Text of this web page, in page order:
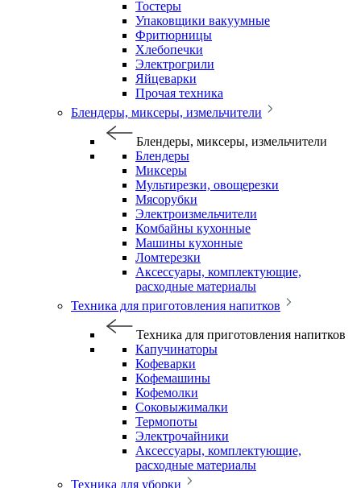
Тостеры
Упаковщики вакуумные
Фритюрницы
Хлебопечки
Электрогрили
Яйцеварки
Прочая техника
Блендеры, миксеры, измельчители
Блендеры, миксеры, измельчители
Блендеры
Миксеры
Мультирезки, овощерезки
Мясорубки
Электроизмельчители
Комбайны кухонные
Машины кухонные
Ломтерезки
Аксессуары, комплектующие,
расходные материалы
Техника для приготовления напитков
Техника для приготовления напитков
Капучинаторы
Кофеварки
Кофемашины
Кофемолки
Соковыжималки
Термопоты
Электрочайники
Аксессуары, комплектующие,
расходные материалы
Техника для уборки